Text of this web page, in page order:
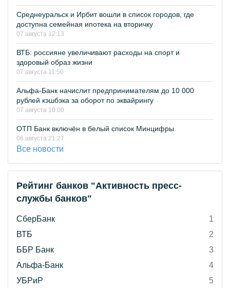
Среднеуральск и Ирбит вошли в список городов, где
доступна семейная ипотека на вторичку
07 августа 12:13
ВТБ: россияне увеличивают расходы на спорт и
здоровый образ жизни
07 августа 11:50
Альфа-Банк начислит предпринимателям до 10 000
рублей кэшбэка за оборот по эквайрингу
07 августа 10:00
ОТП Банк включён в белый список Минцифры
06 августа 21:27
Все новости
Рейтинг банков "Активность пресс-
службы банков"
СберБанк
1
ВТБ
2
ББР Банк
3
Альфа-Банк
4
УБРиР
5